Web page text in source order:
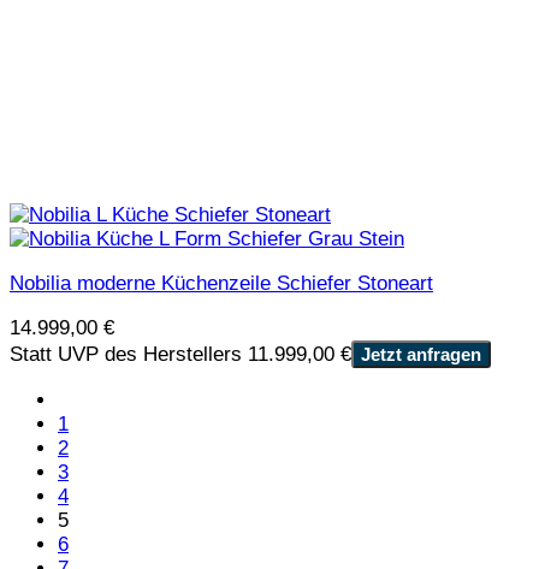
Nobilia moderne Küchenzeile Schiefer Stoneart
14.999,00 €
Statt UVP des Herstellers 11.999,00 € Jetzt anfragen
1
2
3
4
5
6